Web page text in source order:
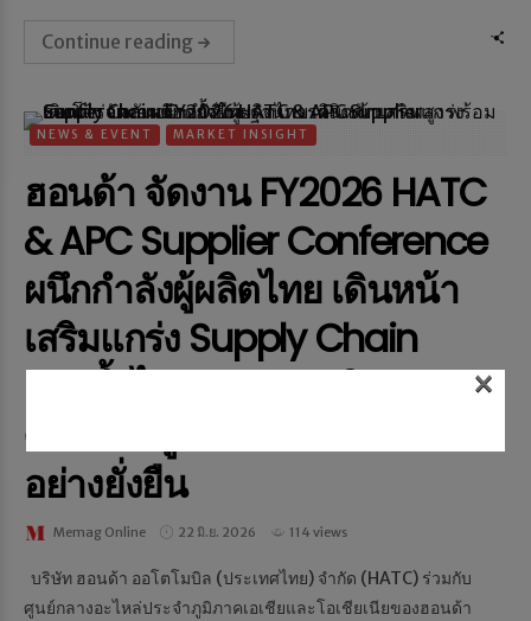
Continue reading
NEWS & EVENT MARKET INSIGHT
ฮอนด้า จัดงาน FY2026 HATC
& APC Supplier Conference
ผนึกกำลังผู้ผลิตไทย เดินหน้า
เสริมแกร่ง Supply Chain
ตอกย้ำไทยฐานการผลิต
ศักยภาพสูง พร้อมเติบโตร่วมกัน
อย่างยั่งยืน
Memag Online 22 มิ.ย. 2026 114 views
บริษัท ฮอนด้า ออโตโมบิล (ประเทศไทย) จำกัด (HATC) ร่วมกับ
ศูนย์กลางอะไหล่ประจำภูมิภาคเอเชียและโอเชียเนียของฮอนด้า
×